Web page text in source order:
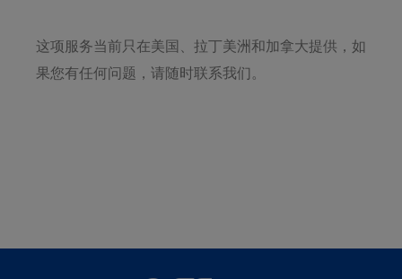
这项服务当前只在美国、拉丁美洲和加拿大提供，如
果您有任何问题，请随时联系我们。